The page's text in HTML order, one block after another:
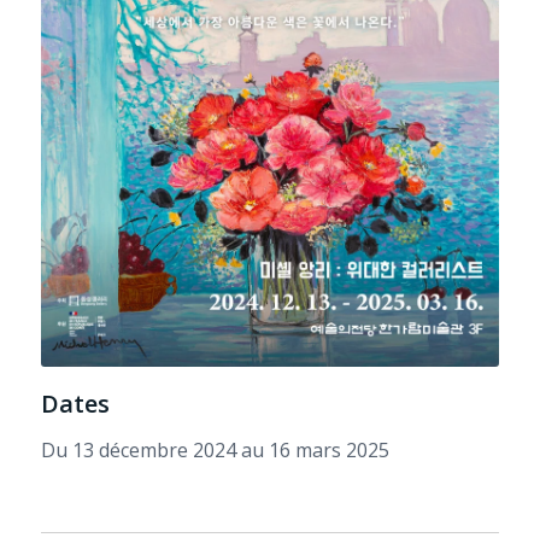
Dates
Du 13 décembre 2024 au 16 mars 2025